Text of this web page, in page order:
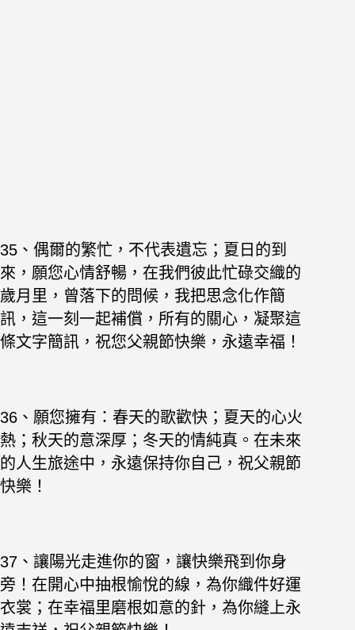
35、偶爾的繁忙，不代表遺忘；夏日的到
來，願您心情舒暢，在我們彼此忙碌交織的
歲月里，曾落下的問候，我把思念化作簡
訊，這一刻一起補償，所有的關心，凝聚這
條文字簡訊，祝您父親節快樂，永遠幸福！
36、願您擁有：春天的歌歡快；夏天的心火
熱；秋天的意深厚；冬天的情純真。在未來
的人生旅途中，永遠保持你自己，祝父親節
快樂！
37、讓陽光走進你的窗，讓快樂飛到你身
旁！在開心中抽根愉悅的線，為你織件好運
衣裳；在幸福里磨根如意的針，為你縫上永